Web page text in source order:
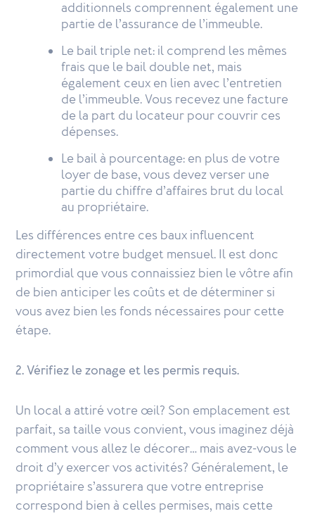
additionnels comprennent également une
partie de l’assurance de l’immeuble.
Le bail triple net: il comprend les mêmes
frais que le bail double net, mais
également ceux en lien avec l’entretien
de l’immeuble. Vous recevez une facture
de la part du locateur pour couvrir ces
dépenses.
Le bail à pourcentage: en plus de votre
loyer de base, vous devez verser une
partie du chiffre d’affaires brut du local
au propriétaire.
Les différences entre ces baux influencent
directement votre budget mensuel. Il est donc
primordial que vous connaissiez bien le vôtre afin
de bien anticiper les coûts et de déterminer si
vous avez bien les fonds nécessaires pour cette
étape.
2. Vérifiez le zonage et les permis requis.
Un local a attiré votre œil? Son emplacement est
parfait, sa taille vous convient, vous imaginez déjà
comment vous allez le décorer… mais avez-vous le
droit d’y exercer vos activités? Généralement, le
propriétaire s’assurera que votre entreprise
correspond bien à celles permises, mais cette